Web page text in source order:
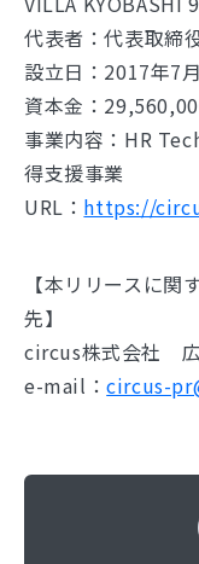
代表者：代表取
設立日：2017年7月
資本金：
事業内容：HR
得支援事業
URL： https://
【本リリースに
先】
circus株式会社
e-mail：circus-